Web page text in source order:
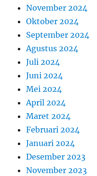
November 2024
Oktober 2024
September 2024
Agustus 2024
Juli 2024
Juni 2024
Mei 2024
April 2024
Maret 2024
Februari 2024
Januari 2024
Desember 2023
November 2023